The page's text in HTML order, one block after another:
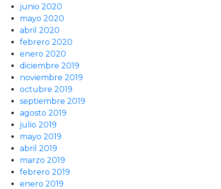
junio 2020
mayo 2020
abril 2020
febrero 2020
enero 2020
diciembre 2019
noviembre 2019
octubre 2019
septiembre 2019
agosto 2019
julio 2019
mayo 2019
abril 2019
marzo 2019
febrero 2019
enero 2019